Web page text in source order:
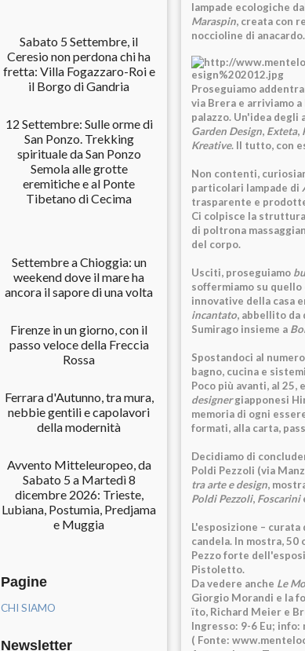
Sabato 5 Settembre, il
Ceresio non perdona chi ha
fretta: Villa Fogazzaro-Roi e
il Borgo di Gandria
12 Settembre: Sulle orme di
San Ponzo. Trekking
spirituale da San Ponzo
Semola alle grotte
eremitiche e al Ponte
Tibetano di Cecima
Settembre a Chioggia: un
weekend dove il mare ha
ancora il sapore di una volta
Firenze in un giorno, con il
passo veloce della Freccia
Rossa
Ferrara d'Autunno, tra mura,
nebbie gentili e capolavori
della modernità
Avvento Mitteleuropeo, da
Sabato 5 a Martedì 8
dicembre 2026: Trieste,
Lubiana, Postumia, Predjama
e Muggia
Pagine
CHI SIAMO
Newsletter
lampade ecologiche
Maraspin, creata con
noccioline di anacardo.
Proseguiamo
via Brera e arriviamo
palazzo. Un'idea
Garden Design, Exteta,
Kreative. Il tutto, con
Non contenti,
particolari lampade di
trasparente e
Ci colpisce la
di poltrona
del corpo.
Usciti, proseguiamo
soffermiamo su quello
innovative della casa
incantato, abbellito da
Sumirago insieme a
Spostandoci al
bagno, cucina e
Poco più avanti, al 25,
designergiapponesi
memoria di ogni
formati, alla carta,
Decidiamo di
Poldi Pezzoli (via
tra arte e design,
Poldi Pezzoli, Foscarini
L'esposizione –
candela. In mostra,
Pezzo forte
Pistoletto.
Da vedere anche Le
Giorgio Morandi e la
ïto, Richard Meier e
Ingresso: 9-6 Eu;
( Fonte: